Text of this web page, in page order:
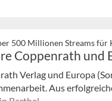
500 Millionen Streams für
Coppenrath und
Verlag und Europa
Aus